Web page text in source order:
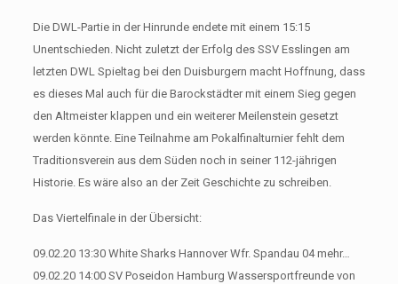
Die DWL-Partie in der Hinrunde endete mit einem 15:15
Unentschieden. Nicht zuletzt der Erfolg des SSV Esslingen am
letzten DWL Spieltag bei den Duisburgern macht Hoffnung, dass
es dieses Mal auch für die Barockstädter mit einem Sieg gegen
den Altmeister klappen und ein weiterer Meilenstein gesetzt
werden könnte. Eine Teilnahme am Pokalfinalturnier fehlt dem
Traditionsverein aus dem Süden noch in seiner 112-jährigen
Historie. Es wäre also an der Zeit Geschichte zu schreiben.
Das Viertelfinale in der Übersicht:
09.02.20 13:30 White Sharks Hannover Wfr. Spandau 04 mehr…
09.02.20 14:00 SV Poseidon Hamburg Wassersportfreunde von